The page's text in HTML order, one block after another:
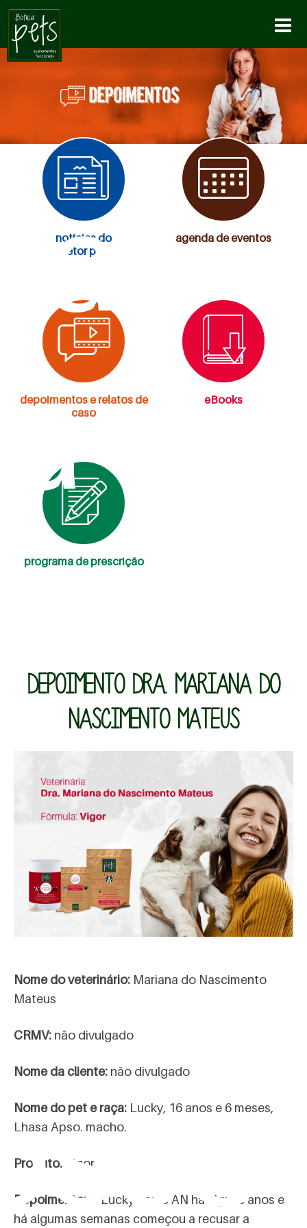
notícias do
setor pet
agenda de eventos
depoimentos e relatos de
caso
eBooks
programa de prescrição
DEPOIMENTO DRA. MARIANA DO
NASCIMENTO MATEUS
Nome do veterinário: Mariana do Nascimento
Mateus
CRMV: não divulgado
Nome da cliente: não divulgado
Nome do pet e raça: Lucky, 16 anos e 6 meses,
Lhasa Apso, macho.
Produto: Vigor
Depoimento: O Lucky come AN há alguns anos e
há algumas semanas começou a recusar a